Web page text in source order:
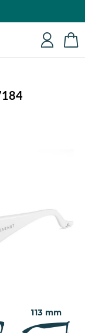
113 mm